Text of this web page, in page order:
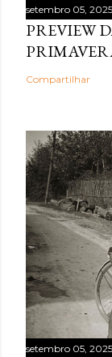
setembro 05, 2025
PREVIEW
Compartilhar
setembro 05, 2025